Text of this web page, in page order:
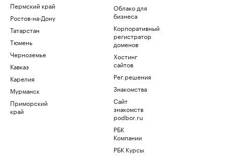
Пермский край
Ростов-на-Дону
Татарстан
Тюмень
Черноземье
Кавказ
Карелия
Мурманск
Приморский
край
Облако для
бизнеса
Корпоративный
регистратор
доменов
Хостинг
сайтов
Рег.решения
Знакомства
Сайт
знакомств
podbor.ru
РБК
Компании
РБК Курсы